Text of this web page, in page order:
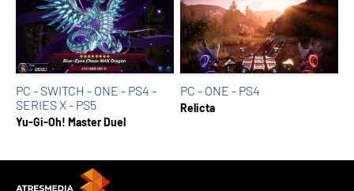
PC - SWITCH - ONE - PS4 -
SERIES X - PS5
Yu-Gi-Oh! Master Duel
PC - ONE - PS4
Relicta